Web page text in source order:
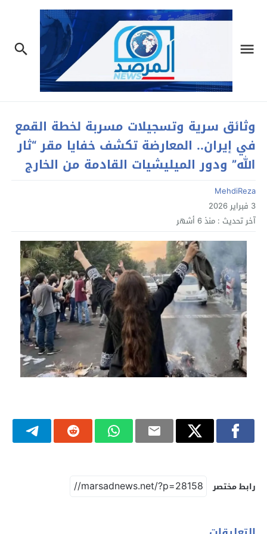
وثائق سرية وتسجيلات مسربة لخطة القمع
في إيران.. المعارضة تكشف خفايا مقر “ثار
الله” ودور الميليشيات القادمة من الخارج
MehdiReza
3 فبراير 2026
آخر تحديث : منذ 6 أشهر
رابط مختصر